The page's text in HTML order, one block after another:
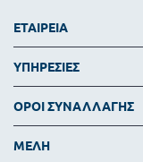
ΕΤΑΙΡΕΙΑ
ΥΠΗΡΕΣΙΕΣ
ΟΡΟΙ ΣΥΝΑΛΛΑΓΗΣ
ΜΕΛΗ